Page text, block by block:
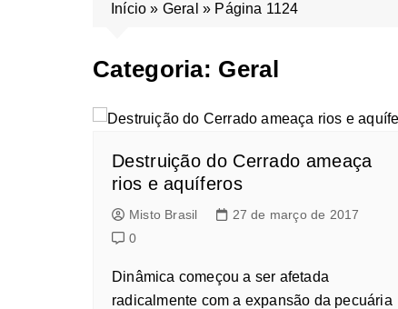
Início » Geral » Página 1124
Categoria: Geral
Destruição do Cerrado ameaça
rios e aquíferos
Misto Brasil
27 de março de 2017
0
Dinâmica começou a ser afetada
radicalmente com a expansão da pecuária